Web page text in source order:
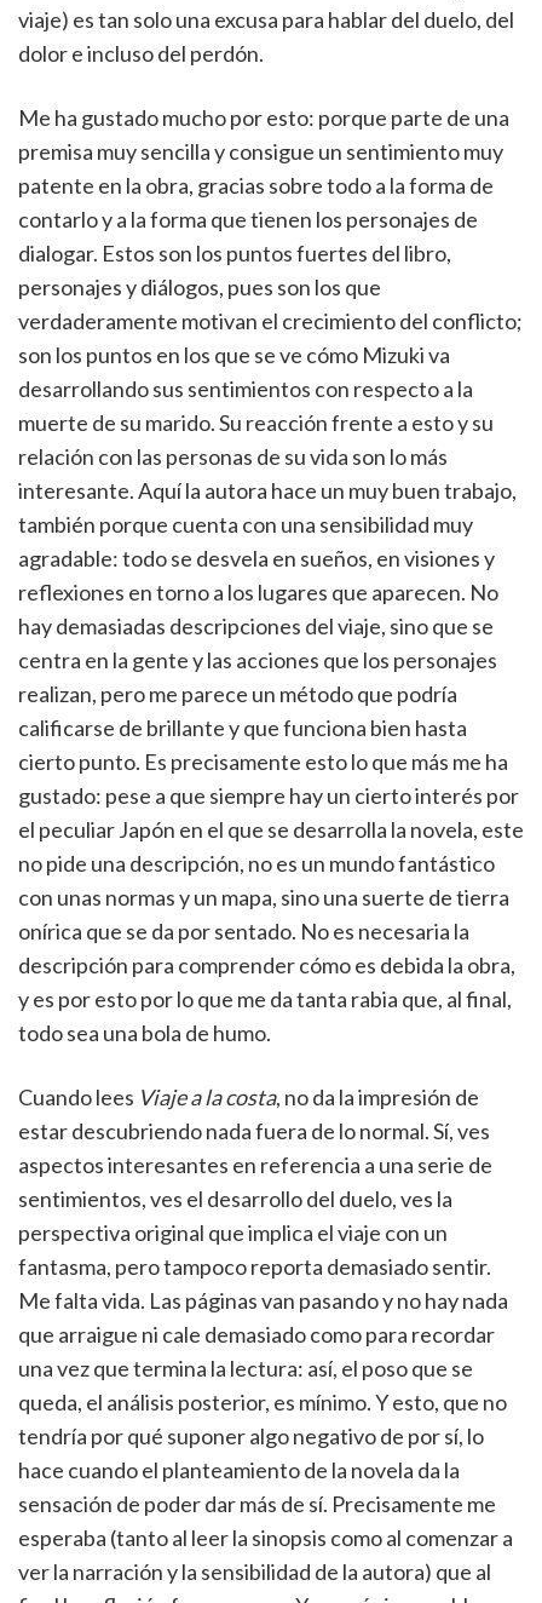
viaje) es tan solo una excusa para hablar del duelo, del
dolor e incluso del perdón.
Me ha gustado mucho por esto: porque parte de una
premisa muy sencilla y consigue un sentimiento muy
patente en la obra, gracias sobre todo a la forma de
contarlo y a la forma que tienen los personajes de
dialogar. Estos son los puntos fuertes del libro,
personajes y diálogos, pues son los que
verdaderamente motivan el crecimiento del conflicto;
son los puntos en los que se ve cómo Mizuki va
desarrollando sus sentimientos con respecto a la
muerte de su marido. Su reacción frente a esto y su
relación con las personas de su vida son lo más
interesante. Aquí la autora hace un muy buen trabajo,
también porque cuenta con una sensibilidad muy
agradable: todo se desvela en sueños, en visiones y
reflexiones en torno a los lugares que aparecen. No
hay demasiadas descripciones del viaje, sino que se
centra en la gente y las acciones que los personajes
realizan, pero me parece un método que podría
calificarse de brillante y que funciona bien hasta
cierto punto. Es precisamente esto lo que más me ha
gustado: pese a que siempre hay un cierto interés por
el peculiar Japón en el que se desarrolla la novela, este
no pide una descripción, no es un mundo fantástico
con unas normas y un mapa, sino una suerte de tierra
onírica que se da por sentado. No es necesaria la
descripción para comprender cómo es debida la obra,
y es por esto por lo que me da tanta rabia que, al final,
todo sea una bola de humo.
Cuando lees Viaje a la costa, no da la impresión de
estar descubriendo nada fuera de lo normal. Sí, ves
aspectos interesantes en referencia a una serie de
sentimientos, ves el desarrollo del duelo, ves la
perspectiva original que implica el viaje con un
fantasma, pero tampoco reporta demasiado sentir.
Me falta vida. Las páginas van pasando y no hay nada
que arraigue ni cale demasiado como para recordar
una vez que termina la lectura: así, el poso que se
queda, el análisis posterior, es mínimo. Y esto, que no
tendría por qué suponer algo negativo de por sí, lo
hace cuando el planteamiento de la novela da la
sensación de poder dar más de sí. Precisamente me
esperaba (tanto al leer la sinopsis como al comenzar a
ver la narración y la sensibilidad de la autora) que al